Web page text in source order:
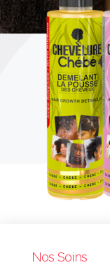
Nos Soins